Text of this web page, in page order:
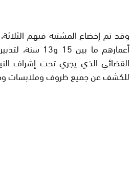
وقد تم إخضاع المشتبه فيهم
أعمارهم ما بين
القضائي الذي يجري تحت إشراف
للكشف عن جميع ظروف وملابسات